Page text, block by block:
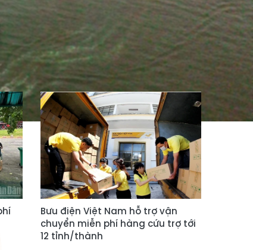
Bưu điện Việt Nam hỗ trợ vận
chuyển miễn phí hàng cứu trợ tới
12 tỉnh/thành